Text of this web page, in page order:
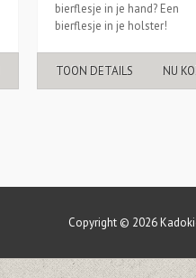
bierflesje in je hand? Een
bierflesje in je holster!
TOON DETAILS NU
Copyright © 2026